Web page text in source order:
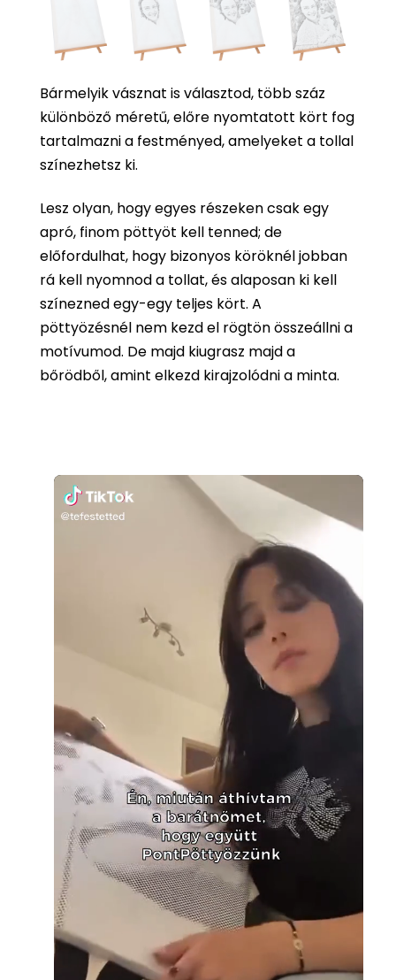
Bármelyik vásznat is választod, több száz
különböző méretű, előre nyomtatott kört fog
tartalmazni a festményed, amelyeket a tollal
színezhetsz ki.
Lesz olyan, hogy egyes részeken csak egy
apró, finom pöttyöt kell tenned; de
előfordulhat, hogy bizonyos köröknél jobban
rá kell nyomnod a tollat, és alaposan ki kell
színezned egy-egy teljes kört. A
pöttyözésnél nem kezd el rögtön összeállni a
motívumod. De majd kiugrasz majd a
bőrödből, amint elkezd kirajzolódni a minta.